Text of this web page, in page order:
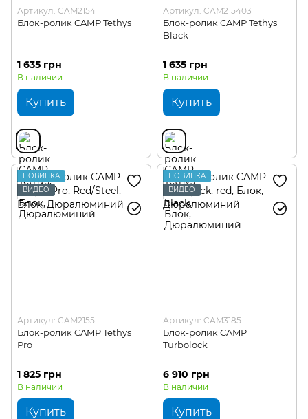
Артикул: CAM2154
Блок-ролик CAMP Tethys
1 635 грн
В наличии
Купить
Артикул: CAM215403
Блок-ролик CAMP Tethys
Black
1 635 грн
В наличии
Купить
НОВИНКА
ВИДЕО
Артикул: CAM2155
Блок-ролик CAMP Tethys
Pro
1 825 грн
В наличии
Купить
НОВИНКА
ВИДЕО
Артикул: CAM3185
Блок-ролик CAMP
Turbolock
6 910 грн
В наличии
Купить